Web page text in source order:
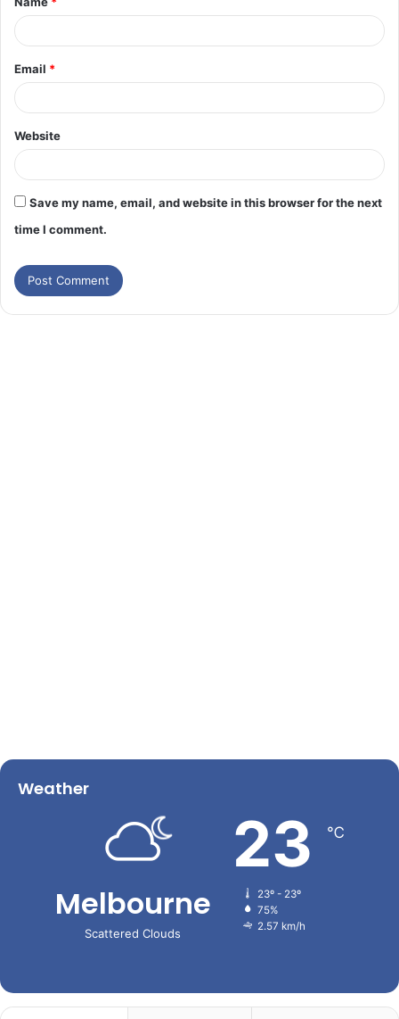
Email *
Website
Save my name, email, and website in this browser for the next
time I comment.
Weather
Melbourne
Scattered Clouds
23 ℃
23º - 23º
75%
2.57 km/h